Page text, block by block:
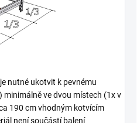
nutné ukotvit k pevnému
minimálně ve dvou místech (1x v
190 cm vhodným kotvícím
není součástí balení